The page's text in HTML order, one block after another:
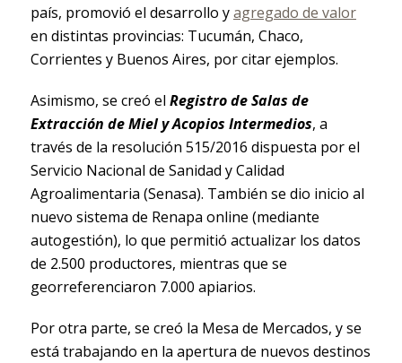
país, promovió el desarrollo yagregado de valor
en distintas provincias: Tucumán, Chaco,
Corrientes y Buenos Aires, por citar ejemplos.
Asimismo, se creó el Registro de Salas de
Extracción de Miel y Acopios Intermedios, a
través de la resolución 515/2016 dispuesta por el
Servicio Nacional de Sanidad y Calidad
Agroalimentaria (Senasa). También se dio inicio al
nuevo sistema de Renapa online (mediante
autogestión), lo que permitió actualizar los datos
de 2.500 productores, mientras que se
georreferenciaron 7.000 apiarios.
Por otra parte, se creó la Mesa de Mercados, y se
está trabajando en la apertura de nuevos destinos